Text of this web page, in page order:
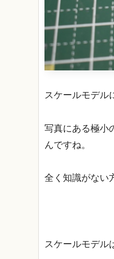
スケールモデル
写真にある極小
んですね。
全く知識がない
スケールモデル